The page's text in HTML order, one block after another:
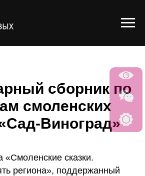
сборник по
смоленских
Виноград»
«Смоленские сказки.
региона», поддержанный